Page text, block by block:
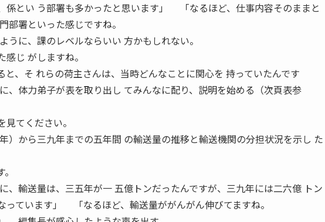
係とい う部署も多かったと思います」 「なるほど、仕事内容そのままと
部署といった感じですね。
うに、課のレベルならいい 方かもしれない。
じ がしますね。
と、そ れらの荷主さんは、当時どんなことに関心を 持っていたんです
体力弟子が表を取り出し てみんなに配り、説明を始める（次頁表参
てください。
）から三九年までの五年間 の輸送量の推移と輸送機関の分担状況を示し た
、輸送量は、三五年が一 五億トンだったんですが、三九年には二六億 トン
っています」 「なるほど、輸送量ががんがん伸びてますね。